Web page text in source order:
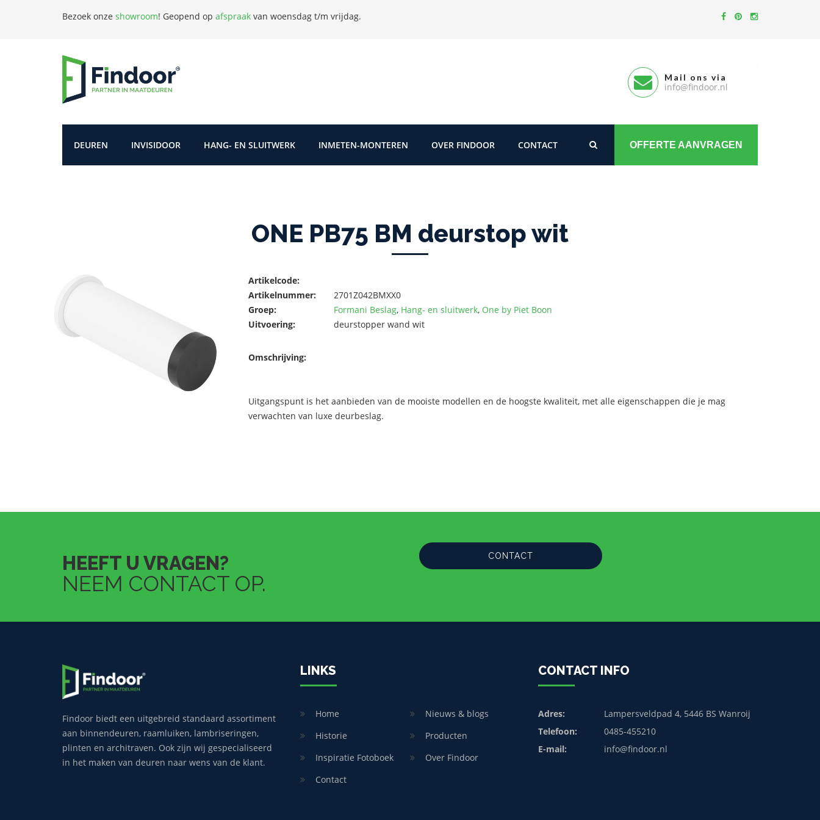
Bezoek onze showroom! Geopend op afspraak van woensdag t/m vrijdag.
Mail ons via
info@findoor.nl
DEUREN INVISIDOOR HANG- EN SLUITWERK INMETEN-MONTEREN OVER FINDOOR CONTACT OFFERTE AANVRAGEN
ONE PB75 BM deurstop wit
Artikelcode:
Artikelnummer:
2701Z042BMXX0
Groep:
Formani Beslag, Hang- en sluitwerk, One by Piet Boon
Uitvoering:
deurstopper wand wit
Omschrijving:
Uitgangspunt is het aanbieden van de mooiste modellen en de hoogste kwaliteit, met alle eigenschappen die je mag
verwachten van luxe deurbeslag.
HEEFT U VRAGEN?
NEEM CONTACT OP.
CONTACT
Findoor biedt een uitgebreid standaard assortiment
aan binnendeuren, raamluiken, lambriseringen,
plinten en architraven. Ook zijn wij gespecialiseerd
in het maken van deuren naar wens van de klant.
LINKS
Home
Nieuws & blogs
Historie
Producten
Inspiratie Fotoboek
Over Findoor
Contact
CONTACT INFO
Adres:
Lampersveldpad 4, 5446 BS Wanroij
Telefoon:
0485-455210
E-mail:
info@findoor.nl